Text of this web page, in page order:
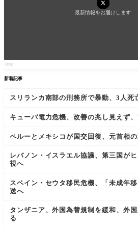
最新情報をお届けします
新着記事
スリランカ南部の刑務所で暴動、3人死
キューバ電力危機、改善の兆し見えず
ペルーとメキシコが国交回復、元首相
レバノン・イスラエル協議、第三国が
視へ
スペイン・セウタ移民危機、「未成年
送へ
タンザニア、外国為替規制を緩和、外
る